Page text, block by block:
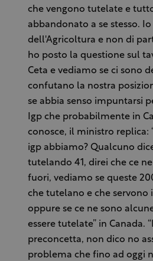
che vengono tutelate e
abbandonato a se stesso.
dell'Agricoltura e non di
ho posto la questione sul
Ceta e vediamo se ci sono
confutano la nostra
se abbia senso impuntarsi
Igp che probabilmente in
conosce, il ministro replica:
igp abbiamo? Qualcuno
tutelando 41, direi che ce
fuori, vediamo se queste
che tutelano e che servono
oppure se ce ne sono
essere tutelate” in Canada.
preconcetta, non dico no
problema che fino ad oggi